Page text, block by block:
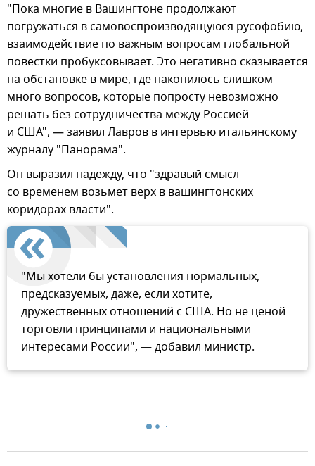
"Пока многие в Вашингтоне продолжают
погружаться в самовоспроизводящуюся русофобию,
взаимодействие по важным вопросам глобальной
повестки пробуксовывает. Это негативно сказывается
на обстановке в мире, где накопилось слишком
много вопросов, которые попросту невозможно
решать без сотрудничества между Россией
и США", — заявил Лавров в интервью итальянскому
журналу "Панорама".
Он выразил надежду, что "здравый смысл
со временем возьмет верх в вашингтонских
коридорах власти".
"Мы хотели бы установления нормальных,
предсказуемых, даже, если хотите,
дружественных отношений с США. Но не ценой
торговли принципами и национальными
интересами России", — добавил министр.